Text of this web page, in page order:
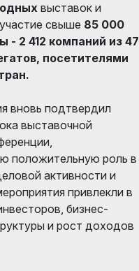
выставок и
свыше 85 000
- 2 412 компаний из 47
посетителями
вновь подтвердил
выставочной
положительную роль в
активности и
привлекли в
бизнес-
и рост доходов